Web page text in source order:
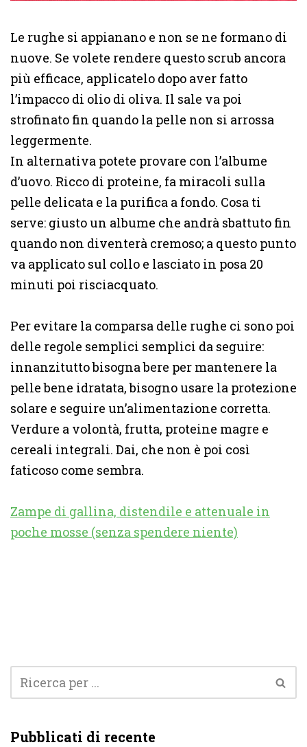
Le rughe si appianano e non se ne formano di
nuove. Se volete rendere questo scrub ancora
più efficace, applicatelo dopo aver fatto
l’impacco di olio di oliva. Il sale va poi
strofinato fin quando la pelle non si arrossa
leggermente.
In alternativa potete provare con l’albume
d’uovo. Ricco di proteine, fa miracoli sulla
pelle delicata e la purifica a fondo. Cosa ti
serve: giusto un albume che andrà sbattuto fin
quando non diventerà cremoso; a questo punto
va applicato sul collo e lasciato in posa 20
minuti poi risciacquato.
Per evitare la comparsa delle rughe ci sono poi
delle regole semplici semplici da seguire:
innanzitutto bisogna bere per mantenere la
pelle bene idratata, bisogno usare la protezione
solare e seguire un’alimentazione corretta.
Verdure a volontà, frutta, proteine magre e
cereali integrali. Dai, che non è poi così
faticoso come sembra.
Zampe di gallina, distendile e attenuale in
poche mosse (senza spendere niente)
Pubblicati di recente